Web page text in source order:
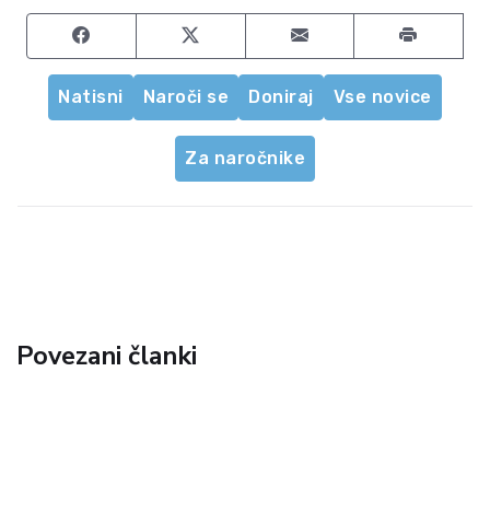
Share on FacebookShare on TwitterShare by email
Natisni Naroči se Doniraj Vse novice
Za naročnike
Povezani članki